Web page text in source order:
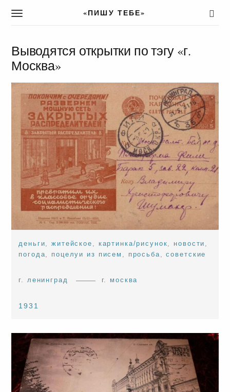
T
g
l
e
«ПИШУ ТЕБЕ»
Выводятся открытки по тэгу «г.
Москва»
деньги,житейское , картинка/рисунок, новости ,
погода, поцелуи из писем , просьба,советские
г. ленинград г. москва
1931